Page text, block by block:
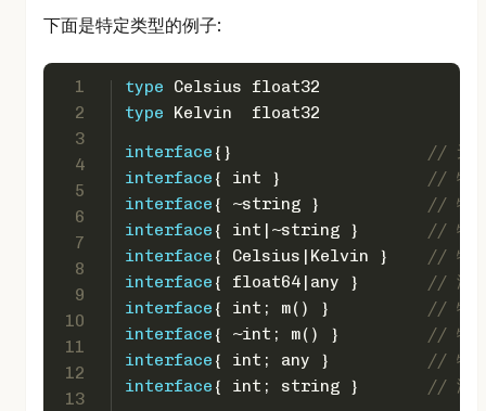
下面是特定类型的例子:
1
2
3
4
5
6
7
8
9
10
11
12
13
type Celsius float32
type Kelvin float32
interface {}
// 无限
interface { int }
// 特
interface { ~string }
// 特
interface { int |~string }
// 特
interface { Celsius|Kelvin }
// 特
interface { float64 |any }
// 没有
interface { int ; m() }
// 特
interface { ~int ; m() }
// 特
interface { int ; any }
// 特
interface { int ; string } // 没有